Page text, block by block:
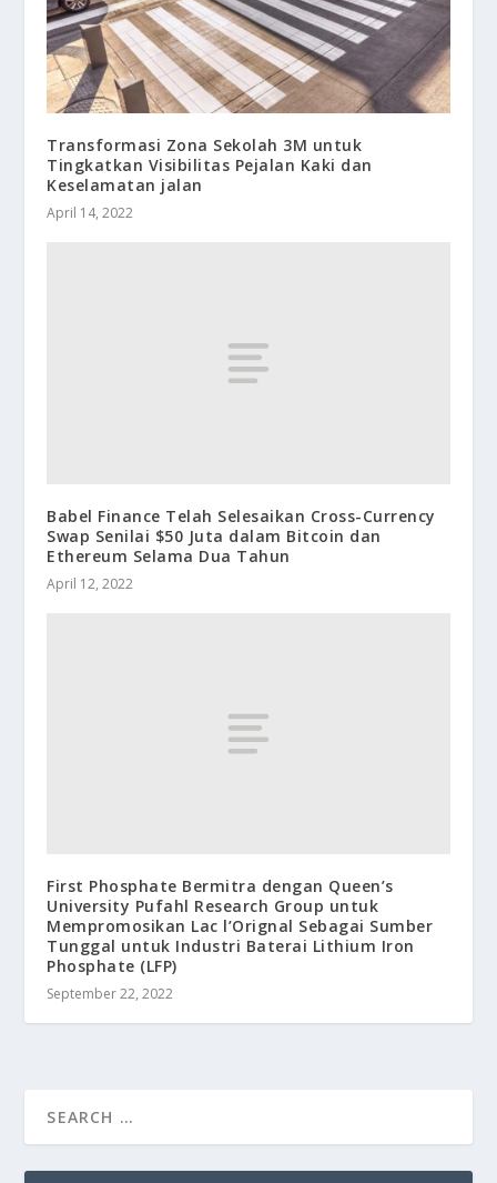
Transformasi Zona Sekolah 3M untuk
Tingkatkan Visibilitas Pejalan Kaki dan
Keselamatan jalan
April 14, 2022
Babel Finance Telah Selesaikan Cross-Currency
Swap Senilai $50 Juta dalam Bitcoin dan
Ethereum Selama Dua Tahun
April 12, 2022
First Phosphate Bermitra dengan Queen’s
University Pufahl Research Group untuk
Mempromosikan Lac l’Orignal Sebagai Sumber
Tunggal untuk Industri Baterai Lithium Iron
Phosphate (LFP)
September 22, 2022